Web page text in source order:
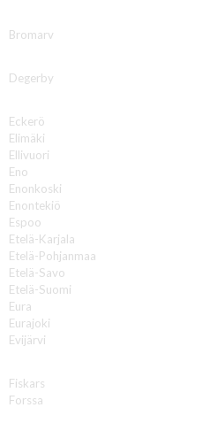
Bromarv
Degerby
Eckerö
Elimäki
Ellivuori
Eno
Enonkoski
Enontekiö
Espoo
Etelä-Karjala
Etelä-Pohjanmaa
Etelä-Savo
Etelä-Suomi
Eura
Eurajoki
Evijärvi
Fiskars
Forssa